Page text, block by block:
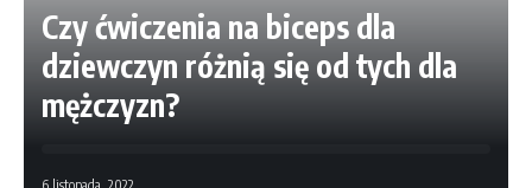
Czy ćwiczenia na biceps dla
dziewczyn różnią się od tych dla
mężczyzn?